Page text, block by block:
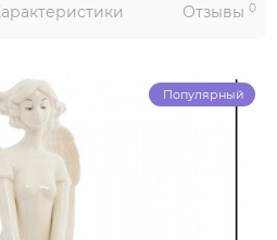
Отзывы 0
Популярный